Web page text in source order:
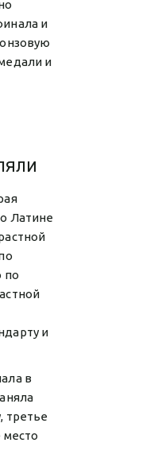
и
и
Латине
по
и
в
третье
место